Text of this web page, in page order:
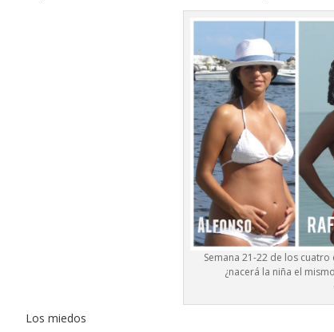
Semana 21-22 de los
¿nacerá la niña el
Los miedos